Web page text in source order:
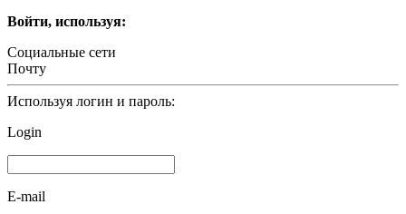
Войти, используя:
Социальные сети
Почту
Используя логин и пароль:
Login
E-mail